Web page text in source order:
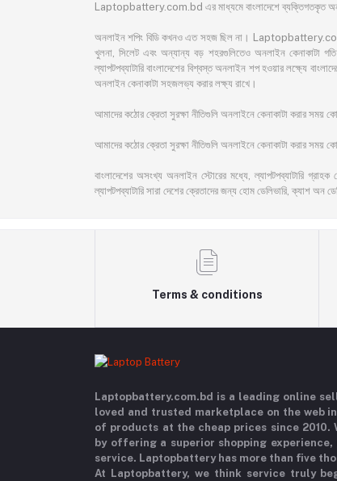
Laptopbattery.com.bd এর মাধ্যমে বাংলাদেশে ব্যক্তিগতকৃত
অনলাইন শপিং বিডি কখনও এত সহজ ছিল না। Laptopbattery.com.bd
খুলনা, সিলেট এবং অন্যান্য বড় শহরগুলিতেও অনলাইন কেনাকাটা গতি
ল্যাপটপব্যাটারি বাংলাদেশের বিশ্বস্ত অনলাইন শপ হওয়ার লক্ষ্যে
অনলাইন কেনাকাটা সহজলভ্য করার লক্ষ্য রাখে।
আমাদের কঠোর ক্রেতা সুরক্ষা নীতিগুলি অনলাইনে কেনাকাটা করার
আমাদের কঠোর ক্রেতা সুরক্ষা নীতিগুলি অনলাইনে কেনাকাটা করার সময়
বাংলাদেশের অসংখ্য অনলাইন স্টোরের মধ্যে, ল্যাপটপব্যাটারি
ল্যাপটপব্যাটারি সারা দেশের ক্রেতাদের জন্য হোম ডেলিভারি, ক্যাশ অন
Terms & conditions
Laptopbattery.com.bd is a leading online
loved and trusted marketplace on the web
of products at the cheap prices since
by offering a superior shopping
service. Laptopbattery has more than five
At Laptopbattery, we think service truly